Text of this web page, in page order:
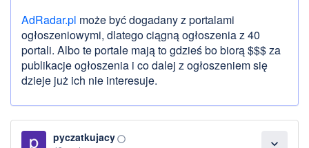
AdRadar.pl może być dogadany z portalami
ogłoszeniowymi, dlatego ciągną ogłoszenia z 40
portali. Albo te portale mają to gdzieś bo biorą $$$ za
publikacje ogłoszenia i co dalej z ogłoszeniem się
dzieje już ich nie interesuje.
expand_more
pyczatkujacy panorama_fish_eye